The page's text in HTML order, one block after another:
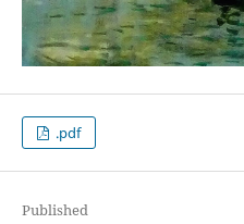
.pdf
Published